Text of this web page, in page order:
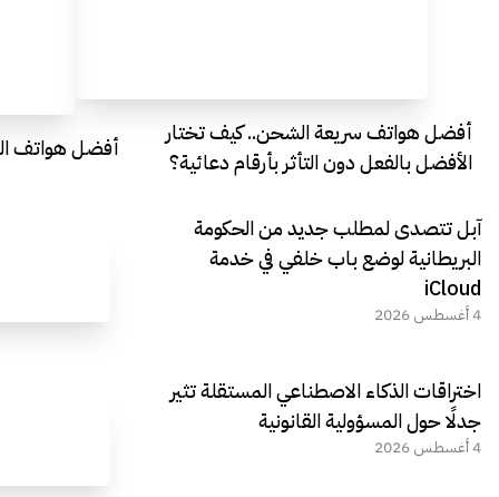
أفضل هواتف سريعة الشحن.. كيف تختار
الأفضل بالفعل دون التأثر بأرقام دعائية؟
أفضل هواتف
آبل تتصدى لمطلب جديد من الحكومة
البريطانية لوضع باب خلفي في خدمة
iCloud
4 أغسطس 2026
اختراقات الذكاء الاصطناعي المستقلة تثير
جدلًا حول المسؤولية القانونية
4 أغسطس 2026